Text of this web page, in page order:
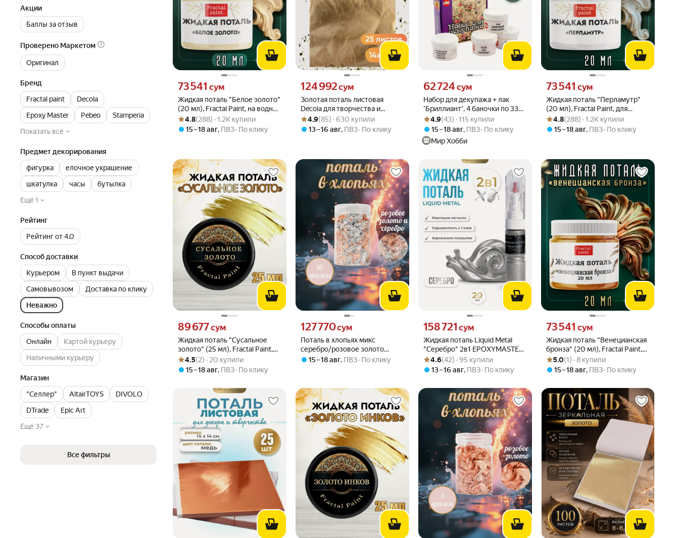
Акции
Баллы за отзыв
Проверено Маркетом
Оригинал
Бренд
Fractal paint
Decola
Epoxy Master
Pebeo
Stamperia
Показать всё
Предмет декорирования
фигурка
елочное украшение
шкатулка
часы
бутылка
Ещё 1
Рейтинг
Рейтинг от 4.0
Способ доставки
Курьером
В пункт выдачи
Самовывозом
Доставка по клику
Неважно
Способы оплаты
Онлайн
Картой курьеру
Наличными курьеру
Магазин
"Селлер"
AltairTOYS
DIVOLO
DTrade
Epic Art
Ещё 37
Все фильтры
Жидкая поталь "Белое золото"
(20 мл), Fractal Paint, на водной
основе
Цена 73541 сум вместо
73 541 сум
Рейтинг товара: 4.8 из 5
Оценок: (288) · 1.2K купили
4.8(288) · 1.2K купили
15 – 18 авг, ПВЗ По клику
Золотая поталь листовая
Decola для творчества и
дизайна 14х14 см, 25 листов
Цена 124992 сум вместо
124 992сум
Рейтинг товара: 4.9 из 5
Оценок: (85) · 630 купили
4.9(85) · 630 купили
13 – 16 авг, ПВЗ По клику
Набор для декупажа + лак
'Бриллиант', 4 баночки по 33
мл, Olki
Цена 62724 сум вместо
62 724 сум
Рейтинг товара: 4.9 из 5
Оценок: (43) · 115 купили
4.9(43) · 115 купили
15 – 18 авг, ПВЗ По клику
Мир Хобби
Жидкая поталь "Перламутр"
(20 мл), Fractal Paint, для
творчества
Цена 73541 сум вместо
73 541 сум
Рейтинг товара: 4.8 из 5
Оценок: (288) · 1.2K купили
4.8(288) · 1.2K купили
15 – 18 авг, ПВЗ По клику
Жидкая поталь "Сусальное
золото" (25 мл), Fractal Paint,
для творчества
Цена 89677 сум вместо
89 677сум
Рейтинг товара: 4.5 из 5
Оценок: (2) · 20 купили
4.5(2) · 20 купили
15 – 18 авг, ПВЗ По клику
Поталь в хлопьях микс
серебро/розовое золото
баночка 10 г
Цена 127770 сум вместо
127 770сум
15 – 18 авг, ПВЗ По клику
Жидкая поталь Liquid Metal
"Серебро" 2в1 EPOXYMASTER,
20мл
Цена 158721 сум вместо
158 721 сум
Рейтинг товара: 4.6 из 5
Оценок: (42) · 95 купили
4.6(42) · 95 купили
13 – 16 авг, ПВЗ По клику
Жидкая поталь "Венецианская
бронза" (20 мл), Fractal Paint,
для творчества
Цена 73541 сум вместо
73 541 сум
Рейтинг товара: 5.0 из 5
Оценок: (1) · 8 купили
5.0(1) · 8 купили
15 – 18 авг, ПВЗ По клику